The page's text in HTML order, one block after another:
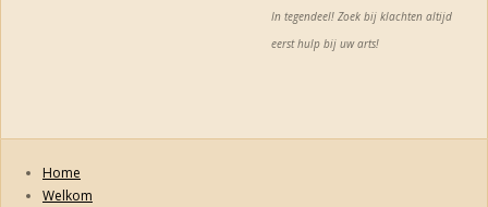
In tegendeel! Zoek bij klachten altijd
eerst hulp bij uw arts!
Home
Welkom